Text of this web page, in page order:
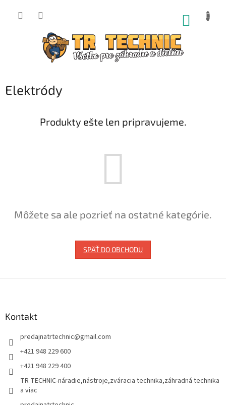
Elektródy
Produkty ešte len pripravujeme.
Môžete sa ale pozrieť na ostatné kategórie.
SPÄŤ DO OBCHODU
Kontakt
predajnatrtechnic@gmail.com
+421 948 229 600
+421 948 229 400
TR TECHNIC-náradie,nástroje,zváracia technika,záhradná technika
a viac